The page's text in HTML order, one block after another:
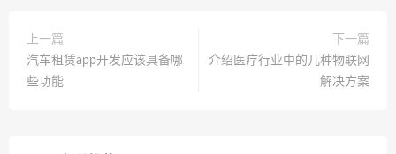
上一篇
汽车租赁app开发应该具备哪
些功能
下一篇
介绍医疗行业中的几种物联网
解决方案